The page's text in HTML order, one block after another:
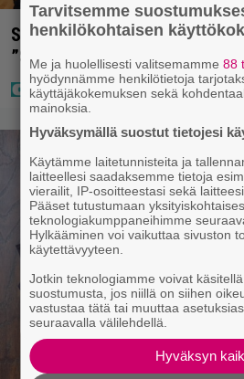
Sara ja Mikko Parikka etsivät
”Seuraavaan kotiin
Tarvitsemme
henkilökohtaisen
Me ja huolellisesti valitsemamme88
hyödynnämme henkilötietoja
käyttäjäkokemuksen sekä
mainoksia.
Hyväksymällä suostut tietojesi
Käytämme laitetunnisteita ja
laitteellesi saadaksemme tietoja
vierailit, IP-osoitteestasi sekä
Pääset tutustumaan
teknologiakumppaneihimme
Hylkääminen voi vaikuttaa sivuston
käytettävyyteen.
Jotkin teknologiamme voivat
suostumusta, jos niillä on siihen
vastustaa tätä tai muuttaa
seuraavalla välilehdellä.
Hyväksyn